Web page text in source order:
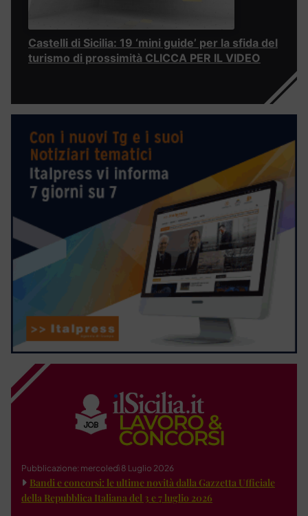
Castelli di Sicilia: 19 ‘mini guide’ per la sfida del
turismo di prossimità CLICCA PER IL VIDEO
Pubblicazione: mercoledì 8 Luglio 2026
Bandi e concorsi: le ultime novità dalla Gazzetta Ufficiale
della Repubblica Italiana del 3 e 7 luglio 2026